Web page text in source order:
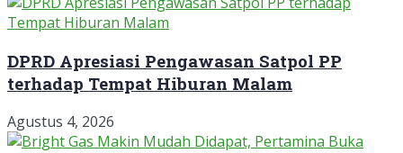
DPRD Apresiasi Pengawasan Satpol PP
terhadap Tempat Hiburan Malam
Agustus 4, 2026